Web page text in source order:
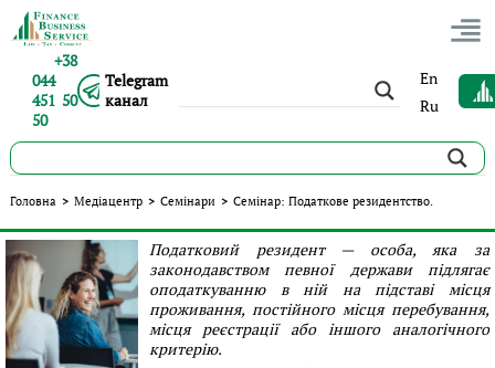
+38
044
451 50
50
Telegram
канал
En
Ru
Головна > Медіацентр > Cемінари > Семінар: Податкове резидентство.
Семінар: Податкове резидентство.
Опубліковано: Валерія Случинська | 15.01.2023 | Cемінари
Податковий резидент — особа, яка за
законодавством певної держави підлягає
оподаткуванню в ній на підставі місця
проживання, постійного місця перебування,
місця реєстрації або іншого аналогічного
критерію.